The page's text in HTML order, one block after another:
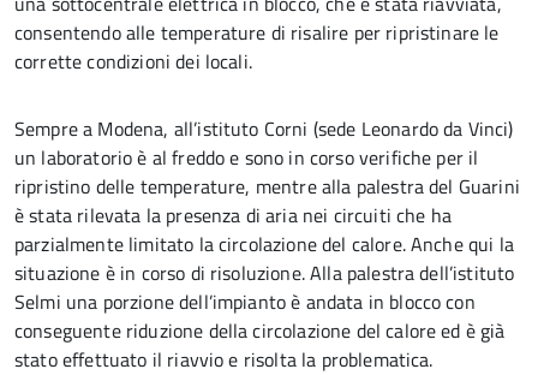
consentendo alle temperature di risalire per ripristinare le
corrette condizioni dei locali.
Sempre a Modena, all’istituto Corni (sede Leonardo da Vinci)
un laboratorio è al freddo e sono in corso verifiche per il
ripristino delle temperature, mentre alla palestra del Guarini
è stata rilevata la presenza di aria nei circuiti che ha
parzialmente limitato la circolazione del calore. Anche qui la
situazione è in corso di risoluzione. Alla palestra dell’istituto
Selmi una porzione dell’impianto è andata in blocco con
conseguente riduzione della circolazione del calore ed è già
stato effettuato il riavvio e risolta la problematica.